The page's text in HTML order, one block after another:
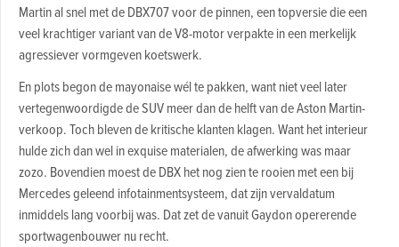
Martin al snel met de DBX707 voor de pinnen, een topversie die een
veel krachtiger variant van de V8-motor verpakte in een merkelijk
agressiever vormgeven koetswerk.
En plots begon de mayonaise wél te pakken, want niet veel later
vertegenwoordigde de SUV meer dan de helft van de Aston Martin-
verkoop. Toch bleven de kritische klanten klagen. Want het interieur
hulde zich dan wel in exquise materialen, de afwerking was maar
zozo. Bovendien moest de DBX het nog zien te rooien met een bij
Mercedes geleend infotainmentsysteem, dat zijn vervaldatum
inmiddels lang voorbij was. Dat zet de vanuit Gaydon opererende
sportwagenbouwer nu recht.